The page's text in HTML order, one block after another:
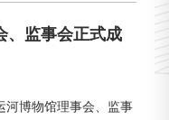
、监事会正式成
河博物馆理事会、监事